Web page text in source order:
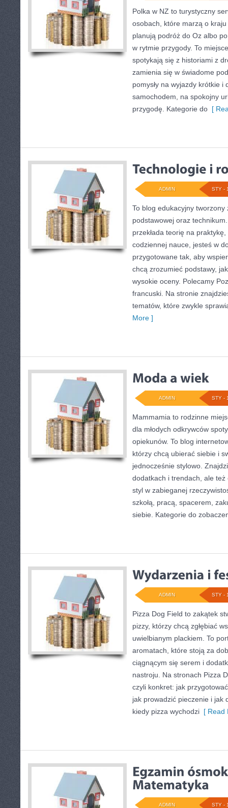
Polka w NZ to turystyczny
osobach, które marzą o kraju
planują podróż do Oz albo
w rytmie przygody. To
spotykają się z historiami z
zamienia się w świadome
pomysły na wyjazdy krótkie i
samochodem, na spokojny
przygodę. Kategorie do [
STY -
ADMIN
To blog edukacyjny tworzony
podstawowej oraz
przekłada teorię na
codziennej nauce, jesteś w
przygotowane tak, aby
chcą zrozumieć podstawy,
wysokie oceny. Polecamy
francuski. Na stronie
tematów, które zwykle
More ]
STY -
ADMIN
Mammamia to rodzinne
dla młodych odkrywców
opiekunów. To blog
którzy chcą ubierać siebie i
jednocześnie stylowo.
dodatkach i trendach, ale też
styl w zabieganej
szkołą, pracą, spacerem,
siebie. Kategorie do
STY -
ADMIN
Pizza Dog Field to zakątek
pizzy, którzy chcą zgłębiać
uwielbianym plackiem. To
aromatach, które stoją za
ciągnącym się serem i
nastroju. Na stronach Pizza
czyli konkret: jak
jak prowadzić pieczenie i jak
kiedy pizza wychodzi [ Read
STY -
ADMIN